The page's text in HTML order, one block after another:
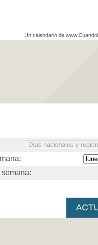
Un calendario de